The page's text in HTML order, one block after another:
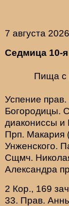
7 августа
Седмица 10-
Пища с
Успение прав.
Богородицы.
диакониссы и
Прп. Макария
Унженского.
Сщмч.
Александра
2 Кор., 169
33. Прав.